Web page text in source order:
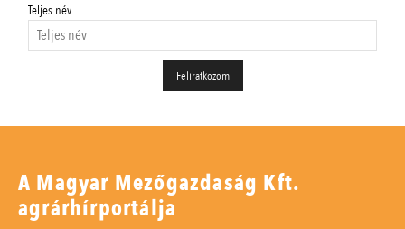
Teljes név
A Magyar Mezőgazdaság Kft.
agrárhírportálja